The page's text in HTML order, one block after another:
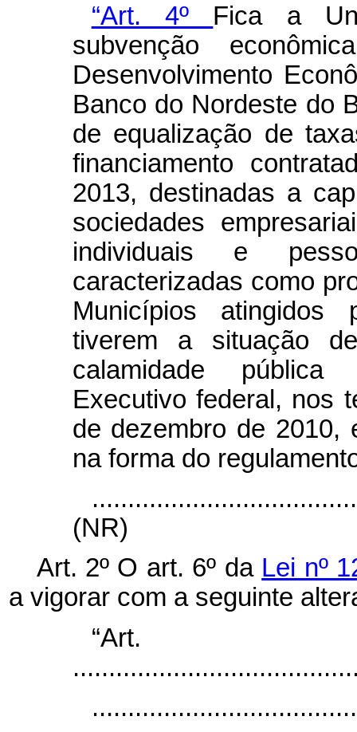
“Art. 4º Fica a
subvenção
Desenvolvimento
Banco do Nordeste do
de equalização de
financiamento
2013, destinadas a
sociedades
individuais e
caracterizadas como
Municípios atingidos
tiverem a situação
calamidade
Executivo federal, nos
de dezembro de 2010,
na forma do
(NR)
Art. 2º O art. 6º da Lei nº
a vigorar com a seguinte